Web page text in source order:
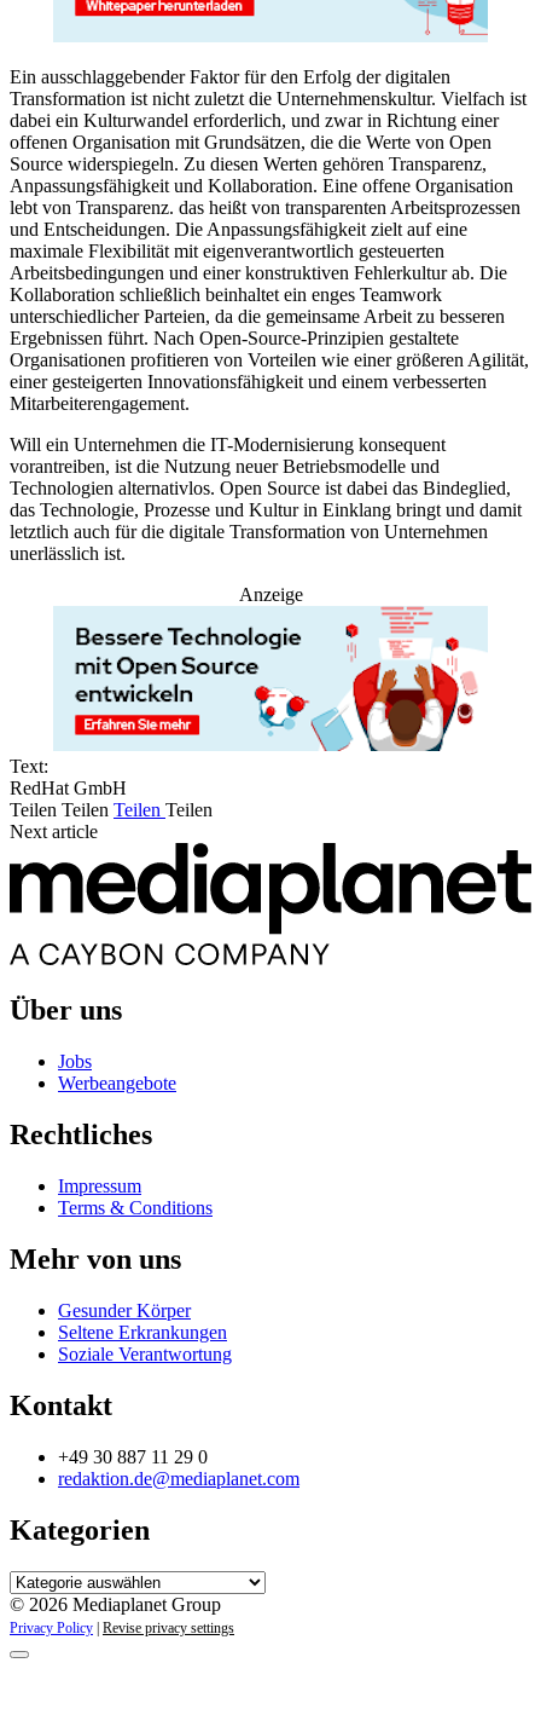
Ein ausschlaggebender Faktor für den Erfolg der digitalen
Transformation ist nicht zuletzt die Unternehmenskultur. Vielfach ist
dabei ein Kulturwandel erforderlich, und zwar in Richtung einer
offenen Organisation mit Grundsätzen, die die Werte von Open
Source widerspiegeln. Zu diesen Werten gehören Transparenz,
Anpassungsfähigkeit und Kollaboration. Eine offene Organisation
lebt von Transparenz. das heißt von transparenten Arbeitsprozessen
und Entscheidungen. Die Anpassungsfähigkeit zielt auf eine
maximale Flexibilität mit eigenverantwortlich gesteuerten
Arbeitsbedingungen und einer konstruktiven Fehlerkultur ab. Die
Kollaboration schließlich beinhaltet ein enges Teamwork
unterschiedlicher Parteien, da die gemeinsame Arbeit zu besseren
Ergebnissen führt. Nach Open-Source-Prinzipien gestaltete
Organisationen profitieren von Vorteilen wie einer größeren Agilität,
einer gesteigerten Innovationsfähigkeit und einem verbesserten
Mitarbeiterengagement.
Will ein Unternehmen die IT-Modernisierung konsequent
vorantreiben, ist die Nutzung neuer Betriebsmodelle und
Technologien alternativlos. Open Source ist dabei das Bindeglied,
das Technologie, Prozesse und Kultur in Einklang bringt und damit
letztlich auch für die digitale Transformation von Unternehmen
unerlässlich ist.
Anzeige
Text:
RedHat GmbH
Teilen Teilen Teilen Teilen
Next article
Über uns
Jobs
Werbeangebote
Rechtliches
Impressum
Terms & Conditions
Mehr von uns
Gesunder Körper
Seltene Erkrankungen
Soziale Verantwortung
Kontakt
+49 30 887 11 29 0
redaktion.de@mediaplanet.com
Kategorien
Kategorien
© 2026 Mediaplanet Group
Privacy Policy | Revise privacy settings